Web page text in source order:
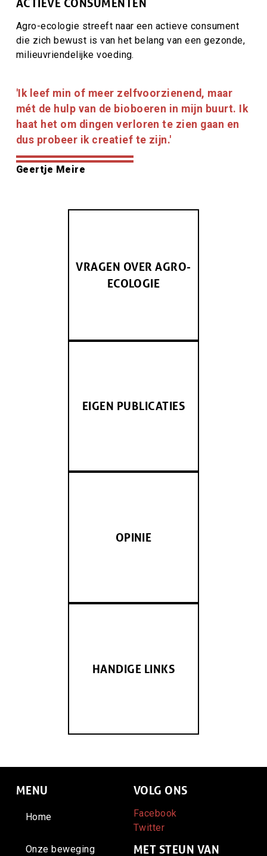
ACTIEVE CONSUMENTEN
Agro-ecologie streeft naar een actieve consument
die zich bewust is van het belang van een gezonde,
milieuvriendelijke voeding.
Citaat
tekst
'Ik leef min of meer zelfvoorzienend, maar
mét de hulp van de bioboeren in mijn buurt. Ik
haat het om dingen verloren te zien gaan en
dus probeer ik creatief te zijn.'
Citaat
Geertje Meire
VRAGEN OVER AGRO-
ECOLOGIE
EIGEN PUBLICATIES
OPINIE
HANDIGE LINKS
MENU
Home
Onze beweging
VOLG ONS
Facebook
Twitter
MET STEUN VAN